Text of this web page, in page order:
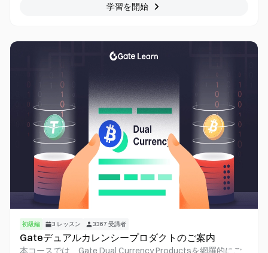
学習を開始
初級編 3 レッスン 3367 受講者
Gateデュアルカレンシープロダクトのご案内
本コースでは、Gate Dual Currency Productsを網羅的にご